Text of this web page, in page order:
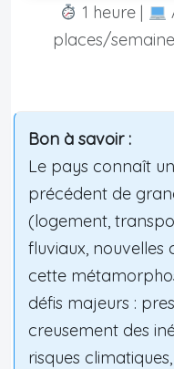
1 heure |
places/
Bon à savoir :
Le pays connaît
précédent de
(logement,
fluviaux, nouvelles
cette
défis majeurs :
creusement des
risques